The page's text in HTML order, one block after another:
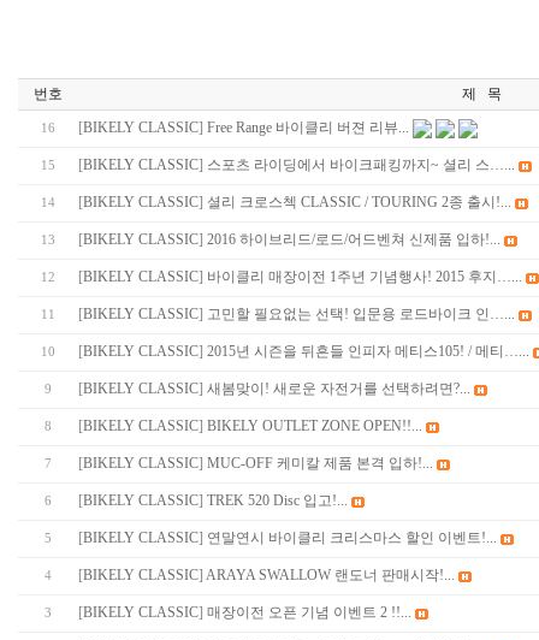
번호 제 목
16 [BIKELY CLASSIC] Free Range 바이클리 버젼 리뷰...
15 [BIKELY CLASSIC] 스포츠 라이딩에서 바이크패킹까지~ 셜리 스…...
14 [BIKELY CLASSIC] 셜리 크로스첵 CLASSIC / TOURING 2종 출시!...
13 [BIKELY CLASSIC] 2016 하이브리드/로드/어드벤쳐 신제품 입하!...
12 [BIKELY CLASSIC] 바이클리 매장이전 1주년 기념행사! 2015 후지…...
11 [BIKELY CLASSIC] 고민할 필요없는 선택! 입문용 로드바이크 인…...
10 [BIKELY CLASSIC] 2015년 시즌을 뒤흔들 인피자 메티스105! / 메티…...
9 [BIKELY CLASSIC] 새봄맞이! 새로운 자전거를 선택하려면?...
8 [BIKELY CLASSIC] BIKELY OUTLET ZONE OPEN!!...
7 [BIKELY CLASSIC] MUC-OFF 케미칼 제품 본격 입하!...
6 [BIKELY CLASSIC] TREK 520 Disc 입고!...
5 [BIKELY CLASSIC] 연말연시 바이클리 크리스마스 할인 이벤트!...
4 [BIKELY CLASSIC] ARAYA SWALLOW 랜도너 판매시작!...
3 [BIKELY CLASSIC] 매장이전 오픈 기념 이벤트 2 !!...